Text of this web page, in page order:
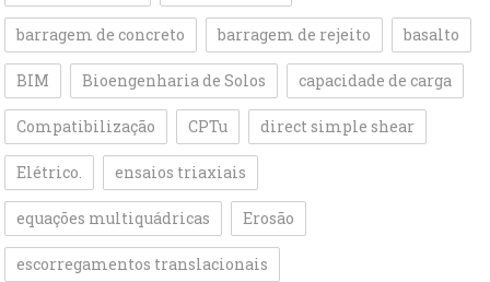
barragem de concreto barragem de rejeito basalto
BIM Bioengenharia de Solos capacidade de carga
Compatibilização CPTu direct simple shear
Elétrico. ensaios triaxiais
equações multiquádricas Erosão
escorregamentos translacionais